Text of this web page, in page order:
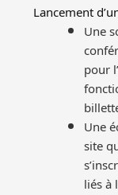
Lancement
Une
pour
Une
site
liés à